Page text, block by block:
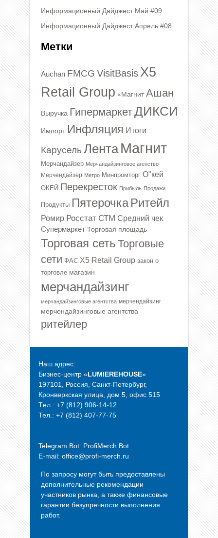
Информационный Дайджест Май #09
Информационный Дайджест Апрель #08
Метки
Auchan FMCG VisitBasis X5
Retail Group «Магнит Ашан
Выручка Гипермаркет ДИКСИ
Импорт Инфляция Итоги
Карусель Лента Магнит
Мерчандайзер Мерчандайзинговое агенство
Мерчендайзер Метро Минпромторг О"кей
ОКЕЙ Перекресток Прибыль Продажи
Продукты Пятерочка Ритейл
Ромир Росстат СТМ Средний чек
Супермаркет Торговая площадь
Торговая сеть Торговые
сети ФАС Х5 Retail Group закон о
торговле магазин
мерчандайзинг
мерчандайзинговые агентства мерчендайзинг
мерчендайзинговые агентства
ритейлер
Наш адрес:
Бизнес-центр «LUMIEREHOUSE»
197101, Россия, Санкт-Петербург,
Кронверкская улица, дом 5, офис 515
Tел.: +7 (812) 906-14-12
Тел.: +7 (812) 407-77-75
Telegram Bot: ProfiMerch Bot
E-mail: office@profi-merch.ru
По запросу могут быть предоставлены
дополнительные рекомендации
участников рынка, а также финансовые
гарантии безупречности выполнения
работ.